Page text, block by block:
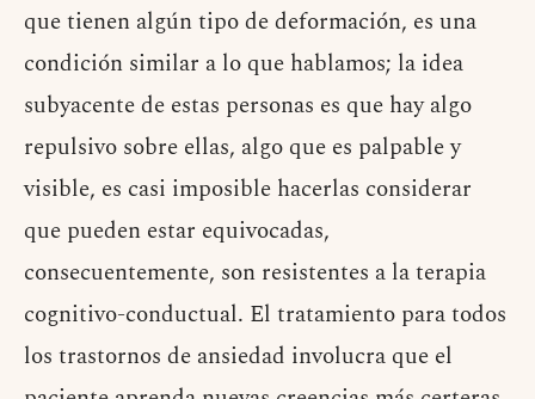
que tienen algún tipo de deformación, es una
condición similar a lo que hablamos; la idea
subyacente de estas personas es que hay algo
repulsivo sobre ellas, algo que es palpable y
visible, es casi imposible hacerlas considerar
que pueden estar equivocadas,
consecuentemente, son resistentes a la terapia
cognitivo-conductual. El tratamiento para todos
los trastornos de ansiedad involucra que el